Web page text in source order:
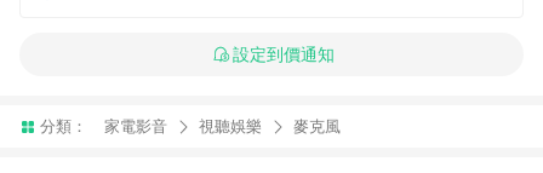
設定到價通知
分類： 家電影音 視聽娛樂 麥克風